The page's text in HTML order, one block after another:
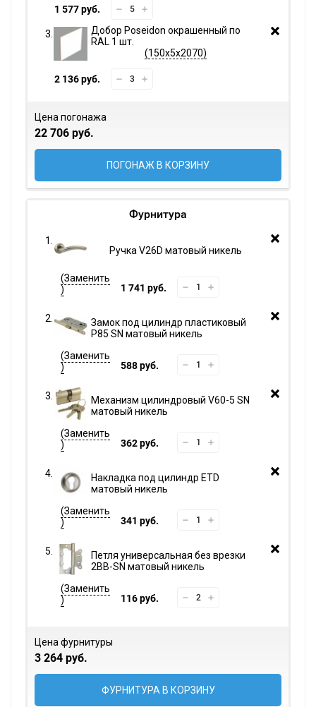
1 577 руб.
Добор Poseidon окрашенный по
RAL 1 шт.
150х5х2070
2 136 руб.
Цена погонажа
22 706 руб.
ПОГОНАЖ В КОРЗИНУ
Фурнитура
Ручка V26D матовый никель
1 741 руб.
Замок под цилиндр пластиковый
P85 SN матовый никель
588 руб.
Механизм цилиндровый V60-5 SN
матовый никель
362 руб.
Накладка под цилиндр ETD
матовый никель
341 руб.
Петля универсальная без врезки
2BB-SN матовый никель
116 руб.
Цена фурнитуры
3 264 руб.
ФУРНИТУРА В КОРЗИНУ